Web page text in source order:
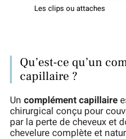
Les clips ou attaches
Qu’est-ce qu’un
capillaire ?
Un complément capillaire
chirurgical conçu pour
par la perte de cheveux et
chevelure complète et